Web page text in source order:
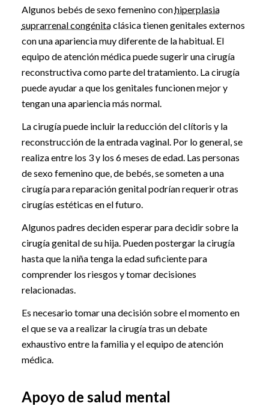
Algunos bebés de sexo femenino conhiperplasia
suprarrenal congénitaclásica tienen genitales externos
con una apariencia muy diferente de la habitual. El
equipo de atención médica puede sugerir una cirugía
reconstructiva como parte del tratamiento. La cirugía
puede ayudar a que los genitales funcionen mejor y
tengan una apariencia más normal.
La cirugía puede incluir la reducción del clítoris y la
reconstrucción de la entrada vaginal. Por lo general, se
realiza entre los 3 y los 6 meses de edad. Las personas
de sexo femenino que, de bebés, se someten a una
cirugía para reparación genital podrían requerir otras
cirugías estéticas en el futuro.
Algunos padres deciden esperar para decidir sobre la
cirugía genital de su hija. Pueden postergar la cirugía
hasta que la niña tenga la edad suficiente para
comprender los riesgos y tomar decisiones
relacionadas.
Es necesario tomar una decisión sobre el momento en
el que se va a realizar la cirugía tras un debate
exhaustivo entre la familia y el equipo de atención
médica.
Apoyo de salud mental